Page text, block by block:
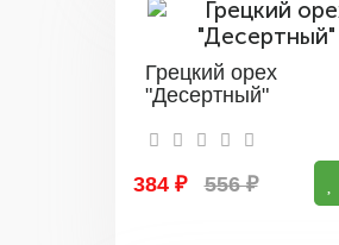
Грецкий орех
"Десертный"
384 ₽ 556 ₽